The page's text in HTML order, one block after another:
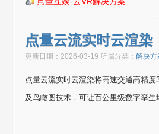
点量云流实时云渲
更新日期：2026-03-19 所属分类： 解决方
点量云流实时云渲染将高速交通高精
及鸟瞰图技术，可让百公里级数字孪